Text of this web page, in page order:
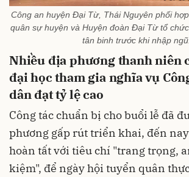
Công an huyện Đại Từ, Thái Nguyên phối
quân sự huyện và Huyện đoàn Đại Từ tổ
tân binh trước khi nhập ngũ.
Nhiều địa phương thanh niên
đại học tham gia nghĩa vụ
dân đạt tỷ lệ cao
Công tác chuẩn bị cho buổi lễ đã
phương gấp rút triển khai, đến
hoàn tất với tiêu chí "trang trọng,
kiệm", để ngày hội tuyển quân